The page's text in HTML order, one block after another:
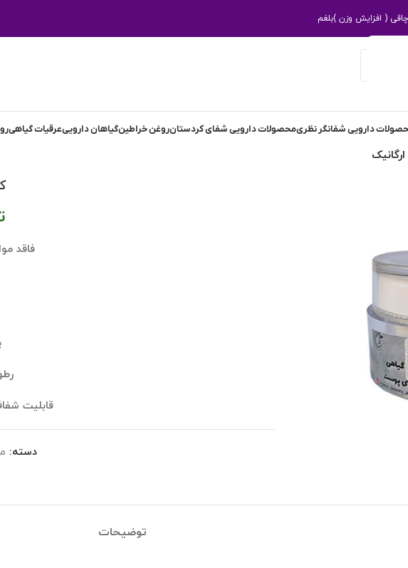
چاقی ( افزایش وزن )بلغم
دارویی شفانگر نظریمحصولات دارویی شفای کردستانروغن خراطینگیاهان داروییعرقیات گیاهی
فاقد
قابلیت
دسته:
توضیحات